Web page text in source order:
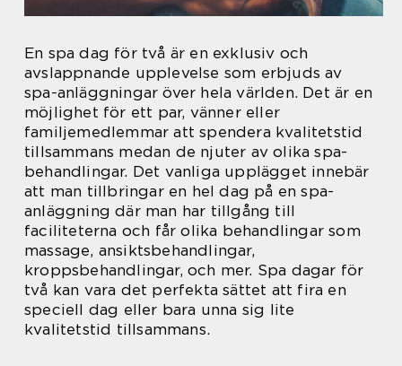
En spa dag för två är en exklusiv och
avslappnande upplevelse som erbjuds av
spa-anläggningar över hela världen. Det är en
möjlighet för ett par, vänner eller
familjemedlemmar att spendera kvalitetstid
tillsammans medan de njuter av olika spa-
behandlingar. Det vanliga upplägget innebär
att man tillbringar en hel dag på en spa-
anläggning där man har tillgång till
faciliteterna och får olika behandlingar som
massage, ansiktsbehandlingar,
kroppsbehandlingar, och mer. Spa dagar för
två kan vara det perfekta sättet att fira en
speciell dag eller bara unna sig lite
kvalitetstid tillsammans.